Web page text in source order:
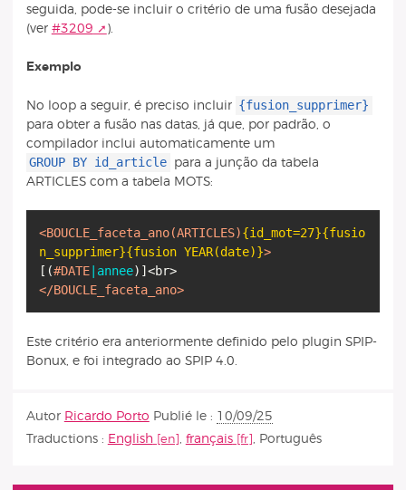
seguida, pode-se incluir o critério de uma fusão desejada
(ver #3209 ).
Exemplo
No loop a seguir, é preciso incluir {fusion_supprimer}
para obter a fusão nas datas, já que, por padrão, o
compilador inclui automaticamente um
GROUP BY id_article para a junção da tabela
ARTICLES com a tabela MOTS:
<BOUCLE_faceta_ano(ARTICLES){id_mot=27}{fusio
n_supprimer}{fusion YEAR(date)}>
[ (#DATE |annee) ]
</BOUCLE_faceta_ano>
Este critério era anteriormente definido pelo plugin SPIP-
Bonux, e foi integrado ao SPIP 4.0.
Autor Ricardo Porto Publié le : 10/09/25
Traductions : English , français , Português